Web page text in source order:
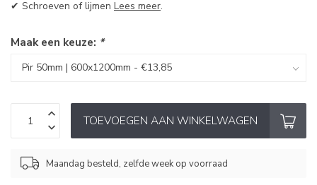
✔ Schroeven of lijmen Lees meer.
Maak een keuze: *
TOEVOEGEN AAN WINKELWAGEN
Maandag besteld, zelfde week op voorraad